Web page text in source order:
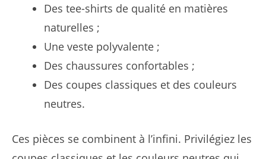
Des tee-shirts de qualité en matières
naturelles ;
Une veste polyvalente ;
Des chaussures confortables ;
Des coupes classiques et des couleurs
neutres.
Ces pièces se combinent à l’infini. Privilégiez les